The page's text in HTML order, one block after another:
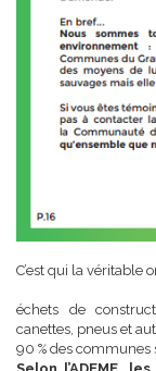
C’est qui la véritable
échets de
canettes, pneus et
90 % des communes